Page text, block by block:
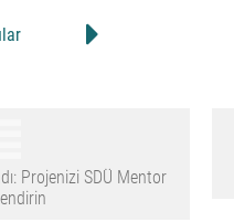
Projenizi SDÜ Mentor